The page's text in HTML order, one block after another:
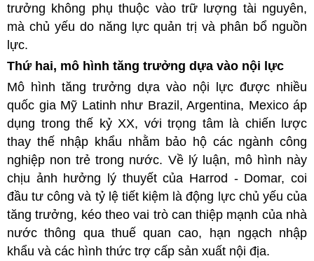
trưởng không phụ thuộc vào trữ lượng tài nguyên,
mà chủ yếu do năng lực quản trị và phân bổ nguồn
lực.
Thứ hai, mô hình tăng trưởng dựa vào nội lực
Mô hình tăng trưởng dựa vào nội lực được nhiều
quốc gia Mỹ Latinh như Brazil, Argentina, Mexico áp
dụng trong thế kỷ XX, với trọng tâm là chiến lược
thay thế nhập khẩu nhằm bảo hộ các ngành công
nghiệp non trẻ trong nước. Về lý luận, mô hình này
chịu ảnh hưởng lý thuyết của Harrod - Domar, coi
đầu tư công và tỷ lệ tiết kiệm là động lực chủ yếu của
tăng trưởng, kéo theo vai trò can thiệp mạnh của nhà
nước thông qua thuế quan cao, hạn ngạch nhập
khẩu và các hình thức trợ cấp sản xuất nội địa.